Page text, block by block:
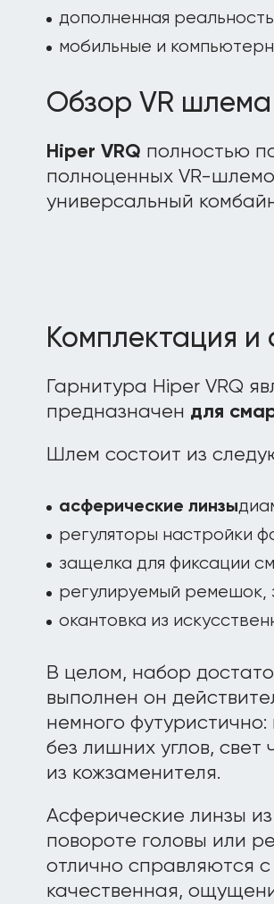
дополненная
мобильные и
Обзор VR шлема
Hiper VRQ полностью
полноценных VR-
универсальный
Комплектация и
Гарнитура Hiper VRQ
предназначен для
Шлем состоит из
асферические линзы
регуляторы настройки
защелка для фиксации
регулируемый ремешок,
окантовка из
В целом, набор
выполнен он
немного
без лишних углов,
из кожзаменителя.
Асферические линзы
повороте головы или
отлично справляются
качественная,